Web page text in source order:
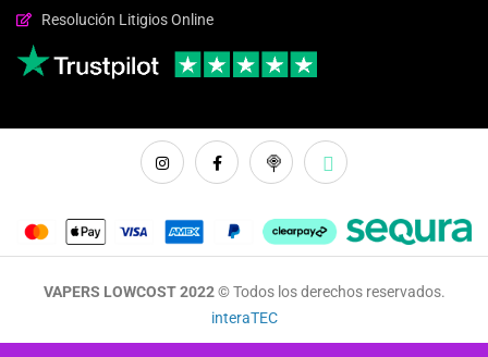
Resolución Litigios Online
VAPERS LOWCOST 2022 ©Todos los derechos reservados.
interaTEC